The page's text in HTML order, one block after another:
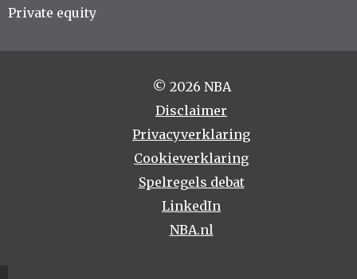
Private equity
© 2026 NBA
Disclaimer
Privacyverklaring
Cookieverklaring
Spelregels debat
LinkedIn
NBA.nl